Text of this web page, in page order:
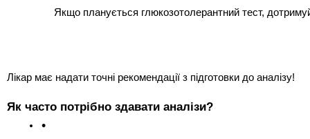
Якщо планується глюкозотолерантний тест,
Лікар має надати точні рекомендації з підготовки до аналізу!
Як часто потрібно здавати аналізи?